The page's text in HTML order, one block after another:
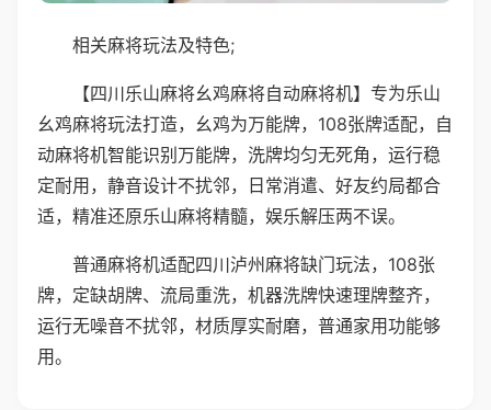
相关麻将玩法及特色;
【四川乐山麻将幺鸡麻将自动麻将机】专为乐山
幺鸡麻将玩法打造，幺鸡为万能牌，108张牌适配，自
动麻将机智能识别万能牌，洗牌均匀无死角，运行稳
定耐用，静音设计不扰邻，日常消遣、好友约局都合
适，精准还原乐山麻将精髓，娱乐解压两不误。
普通麻将机适配四川泸州麻将缺门玩法，108张
牌，定缺胡牌、流局重洗，机器洗牌快速理牌整齐，
运行无噪音不扰邻，材质厚实耐磨，普通家用功能够
用。